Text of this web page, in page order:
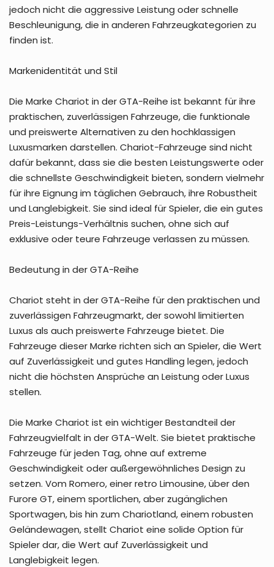
jedoch nicht die aggressive Leistung oder schnelle
Beschleunigung, die in anderen Fahrzeugkategorien zu
finden ist.
Markenidentität und Stil
Die Marke Chariot in der GTA-Reihe ist bekannt für ihre
praktischen, zuverlässigen Fahrzeuge, die funktionale
und preiswerte Alternativen zu den hochklassigen
Luxusmarken darstellen. Chariot-Fahrzeuge sind nicht
dafür bekannt, dass sie die besten Leistungswerte oder
die schnellste Geschwindigkeit bieten, sondern vielmehr
für ihre Eignung im täglichen Gebrauch, ihre Robustheit
und Langlebigkeit. Sie sind ideal für Spieler, die ein gutes
Preis-Leistungs-Verhältnis suchen, ohne sich auf
exklusive oder teure Fahrzeuge verlassen zu müssen.
Bedeutung in der GTA-Reihe
Chariot steht in der GTA-Reihe für den praktischen und
zuverlässigen Fahrzeugmarkt, der sowohl limitierten
Luxus als auch preiswerte Fahrzeuge bietet. Die
Fahrzeuge dieser Marke richten sich an Spieler, die Wert
auf Zuverlässigkeit und gutes Handling legen, jedoch
nicht die höchsten Ansprüche an Leistung oder Luxus
stellen.
Die Marke Chariot ist ein wichtiger Bestandteil der
Fahrzeugvielfalt in der GTA-Welt. Sie bietet praktische
Fahrzeuge für jeden Tag, ohne auf extreme
Geschwindigkeit oder außergewöhnliches Design zu
setzen. Vom Romero, einer retro Limousine, über den
Furore GT, einem sportlichen, aber zugänglichen
Sportwagen, bis hin zum Chariotland, einem robusten
Geländewagen, stellt Chariot eine solide Option für
Spieler dar, die Wert auf Zuverlässigkeit und
Langlebigkeit legen.